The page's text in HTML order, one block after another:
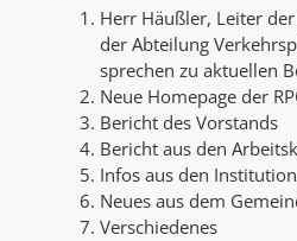
Herr Häußler, Leiter
der Abteilung
sprechen zu aktuellen
Neue Homepage der
Bericht des Vorstands
Bericht aus den
Infos aus den
Neues aus dem
Verschiedenes